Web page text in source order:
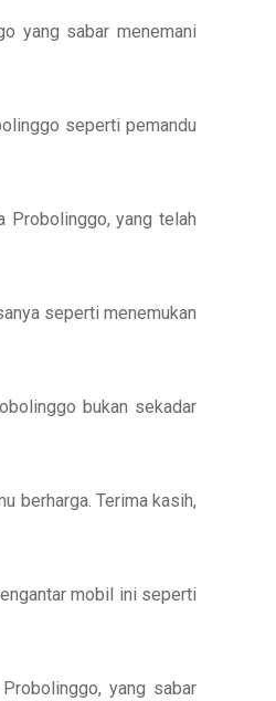
yang sabar menemani
seperti pemandu
Probolinggo, yang telah
seperti menemukan
bukan sekadar
berharga. Terima kasih,
mobil ini seperti
yang sabar